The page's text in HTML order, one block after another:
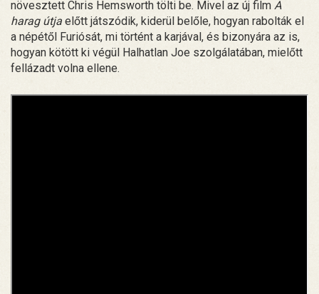
növesztett Chris Hemsworth tölti be. Mivel az új film A
harag útja előtt játszódik, kiderül belőle, hogyan rabolták el
a népétől Furiósát, mi történt a karjával, és bizonyára az is,
hogyan kötött ki végül Halhatlan Joe szolgálatában, mielőtt
fellázadt volna ellene.